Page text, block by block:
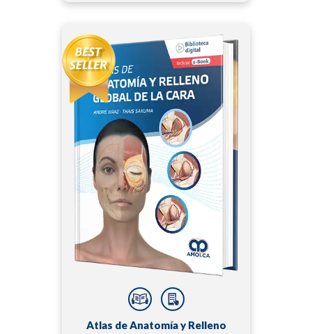
Atlas de Anatomía y Relleno